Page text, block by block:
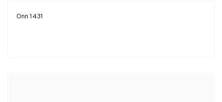
Onn 1431